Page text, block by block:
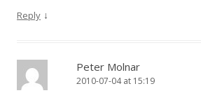
Reply ↓
Peter Molnar
2010-07-04 at 15:19